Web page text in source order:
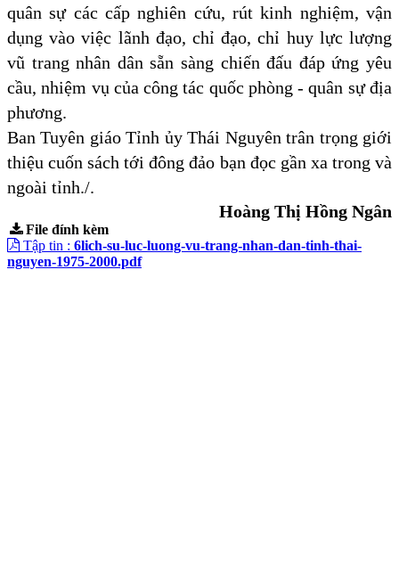
quân sự các cấp nghiên cứu, rút kinh nghiệm, vận
dụng vào việc lãnh đạo, chỉ đạo, chỉ huy lực lượng
vũ trang nhân dân sẵn sàng chiến đấu đáp ứng yêu
cầu, nhiệm vụ của công tác quốc phòng - quân sự địa
phương.
Ban Tuyên giáo Tỉnh ủy Thái Nguyên trân trọng giới
thiệu cuốn sách tới đông đảo bạn đọc gần xa trong và
ngoài tỉnh./.
Hoàng Thị Hồng Ngân
File đính kèm
Tập tin : 6lich-su-luc-luong-vu-trang-nhan-dan-tinh-thai-
nguyen-1975-2000.pdf